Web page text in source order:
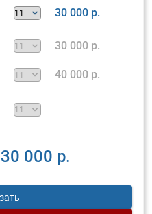
30 000 р.
30 000 р.
40 000 р.
30 000 р.